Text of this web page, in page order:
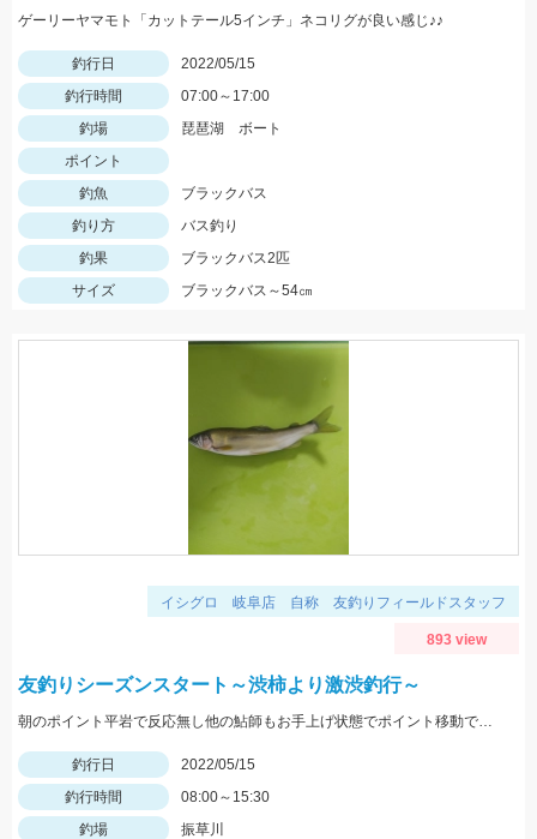
ゲーリーヤマモト「カットテール5インチ」ネコリグが良い感じ♪♪
釣行日
2022/05/15
釣行時間
07:00～17:00
釣場
琵琶湖 ボート
ポイント
釣魚
ブラックバス
釣り方
バス釣り
釣果
ブラックバス2匹
サイズ
ブラックバス～54㎝
イシグロ 岐阜店 自称 友釣りフィールドスタッフ
893 view
友釣りシーズンスタート～渋柿より激渋釣行～
朝のポイント平岩で反応無し他の鮎師もお手上げ状態でポイント移動で角川橋上流に！瀬の中で５匹のみ追いも弱く渋い釣行でした
釣行日
2022/05/15
釣行時間
08:00～15:30
釣場
振草川